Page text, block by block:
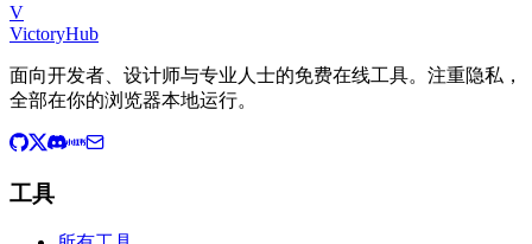
V
VictoryHub
面向开发者、设计师与专业人士的免费在线工具。注重隐私，
全部在你的浏览器本地运行。
工具